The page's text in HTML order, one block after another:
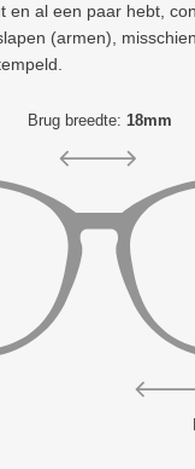
​​en al een paar hebt,
(armen),
Brug breedte: 18mm